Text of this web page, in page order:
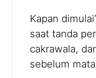
Kapan
saat tanda
cakrawala,
sebelum